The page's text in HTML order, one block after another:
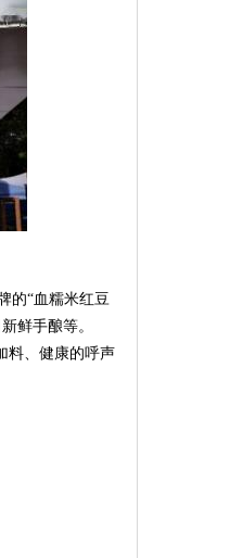
的“血糯米红豆
鲜手酿等。
料、健康的呼声